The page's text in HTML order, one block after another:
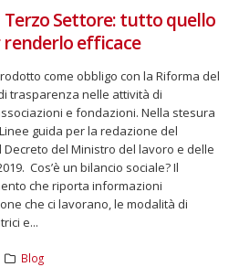
Terzo Settore: tutto quello
renderlo efficace
come obbligo con la Riforma del
trasparenza nelle attività di
e fondazioni. Nella stesura
guida per la redazione del
del Ministro del lavoro e delle
Cos’è un bilancio sociale? Il
che riporta informazioni
che ci lavorano, le modalità di
e...
Blog